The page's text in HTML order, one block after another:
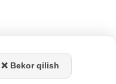
❌ Bekor qilish